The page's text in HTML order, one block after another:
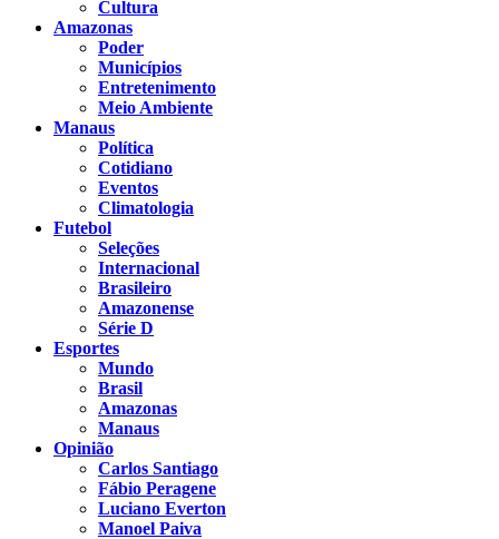
Cultura
Amazonas
Poder
Municípios
Entretenimento
Meio Ambiente
Manaus
Política
Cotidiano
Eventos
Climatologia
Futebol
Seleções
Internacional
Brasileiro
Amazonense
Série D
Esportes
Mundo
Brasil
Amazonas
Manaus
Opinião
Carlos Santiago
Fábio Peragene
Luciano Everton
Manoel Paiva